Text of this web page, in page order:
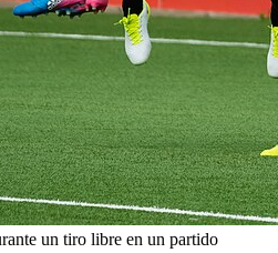
un tiro libre en un partido